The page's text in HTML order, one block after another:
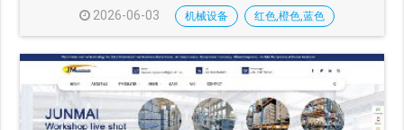
2026-06-03 机械设备 红色,橙色,蓝色